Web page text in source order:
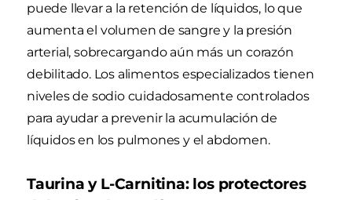
puede llevar a la retención de líquidos, lo que
aumenta el volumen de sangre y la presión
arterial, sobrecargando aún más un corazón
debilitado. Los alimentos especializados tienen
niveles de sodio cuidadosamente controlados
para ayudar a prevenir la acumulación de
líquidos en los pulmones y el abdomen.
Taurina y L-Carnitina: los protectores